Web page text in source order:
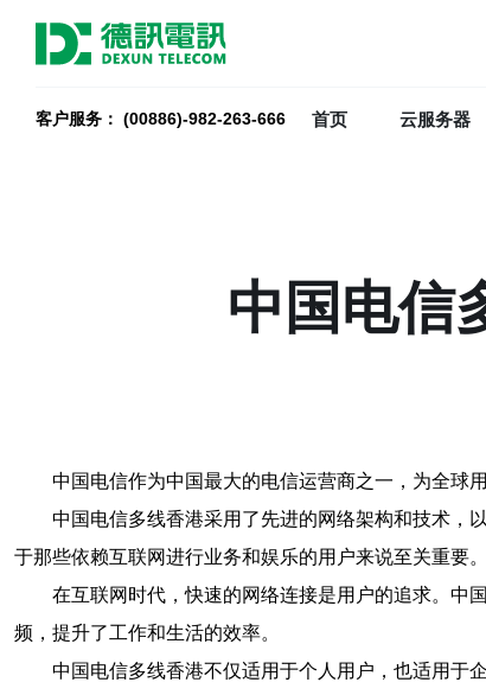
客户服务： (00886)-982-263-666 首页 云服务器
中国电信
中国电信作为中国最大的电信运营商之一，为全球
中国电信多线香港采用了先进的网络架构和技术，
于那些依赖互联网进行业务和娱乐的用户来说至关重要。
在互联网时代，快速的网络连接是用户的追求。中
频，提升了工作和生活的效率。
中国电信多线香港不仅适用于个人用户，也适用于